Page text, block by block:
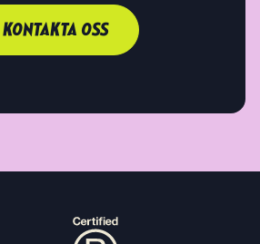
KONTAKTA OSS